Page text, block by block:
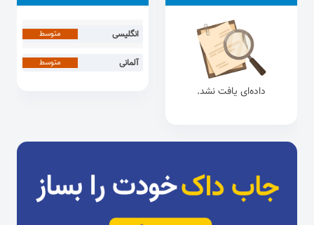
داده‌ای یافت نشد.
انگلیسی متوسط
آلمانی متوسط